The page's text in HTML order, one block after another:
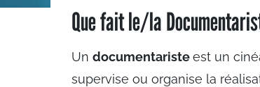
Que fait le/la
Un documentaristeest un
supervise ou organise la